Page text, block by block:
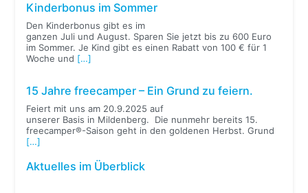
Kinderbonus im Sommer
Den Kinderbonus gibt es im
ganzen Juli und August. Sparen Sie jetzt bis zu 600 Euro
im Sommer. Je Kind gibt es einen Rabatt von 100 € für 1
Woche und […]
15 Jahre freecamper – Ein Grund zu feiern.
Feiert mit uns am 20.9.2025 auf
unserer Basis in Mildenberg. Die nunmehr bereits 15.
freecamper®-Saison geht in den goldenen Herbst. Grund
[…]
Aktuelles im Überblick